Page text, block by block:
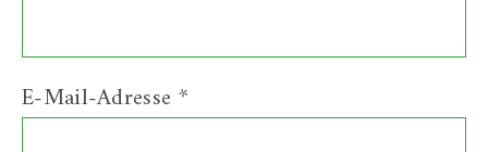
E-Mail-Adresse *